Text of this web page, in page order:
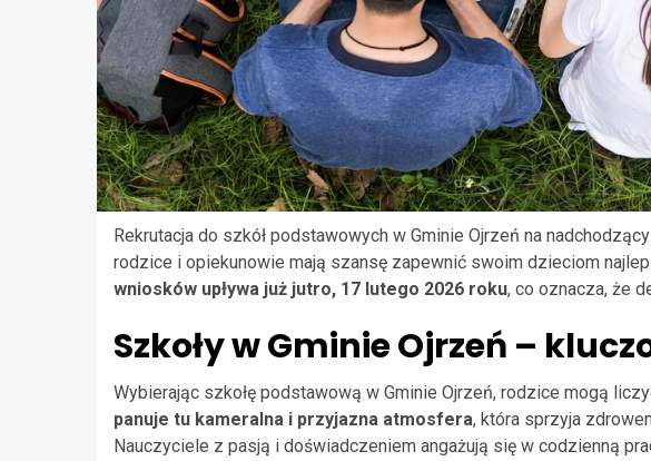
Rekrutacja do szkół podstawowych w Gminie Ojrzeń na
rodzice i opiekunowie mają szansę zapewnić swoim dzieciom
wniosków upływa już jutro, 17 lutego 2026 roku, co oznacza, że
Szkoły w Gminie Ojrzeń –
Wybierając szkołę podstawową w Gminie Ojrzeń, rodzice mogą
panuje tu kameralna i przyjazna atmosfera, która sprzyja
Nauczyciele z pasją i doświadczeniem angażują się w codzienną